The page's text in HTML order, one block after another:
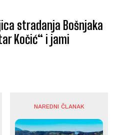
stradanja Bošnjaka
Kočić“ i jami
NAREDNI ČLANAK